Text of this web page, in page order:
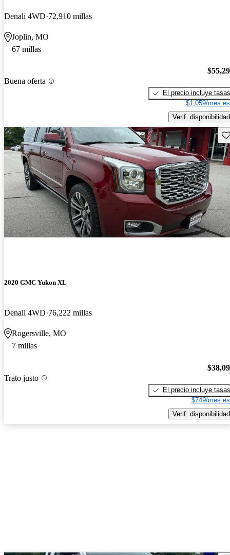
Denali 4WD 72,910 millas
Joplin, MO
67 millas
Buena oferta
El precio incluye tasas
$1,059/mes
Verif. disponibilidad
2020 GMC Yukon XL
Denali 4WD 76,222 millas
Rogersville, MO
7 millas
Trato justo
El precio incluye tasas
$749/mes
Verif. disponibilidad